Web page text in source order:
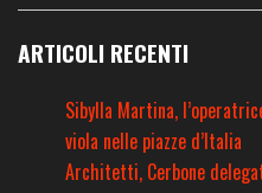
ARTICOLI RECENTI
Sibylla Martina,
viola nelle piazze d’Italia
Architetti, Cerbone